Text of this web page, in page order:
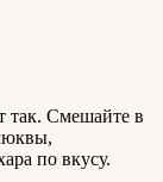
так. Смешайте в
по вкусу.